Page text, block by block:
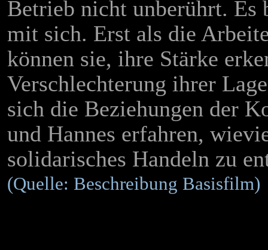
Betrieb nicht unberührt. Es
mit sich. Erst als die
können sie, ihre Stärke
Verschlechterung ihrer
sich die Beziehungen der
und Hannes erfahren,
solidarisches Handeln zu
(Quelle: Beschreibung Basisfilm)